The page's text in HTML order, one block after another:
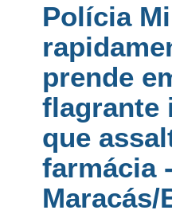
Polícia
prende
flagrante
que
farmácia
Maracás/